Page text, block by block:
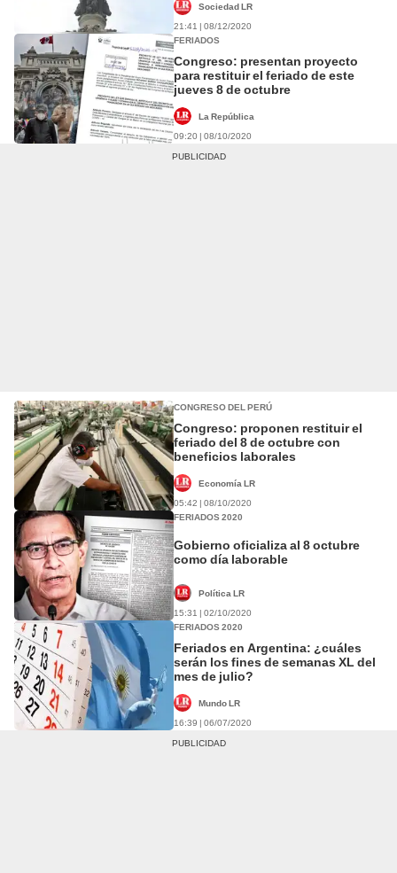
Sociedad LR
21:41 | 08/12/2020
FERIADOS
Congreso: presentan proyecto
para restituir el feriado de este
jueves 8 de octubre
La República
09:20 | 08/10/2020
CONGRESO DEL PERÚ
Congreso: proponen restituir el
feriado del 8 de octubre con
beneficios laborales
Economía LR
05:42 | 08/10/2020
FERIADOS 2020
Gobierno oficializa al 8 octubre
como día laborable
Política LR
15:31 | 02/10/2020
FERIADOS 2020
Feriados en Argentina: ¿cuáles
serán los fines de semanas XL del
mes de julio?
Mundo LR
16:39 | 06/07/2020